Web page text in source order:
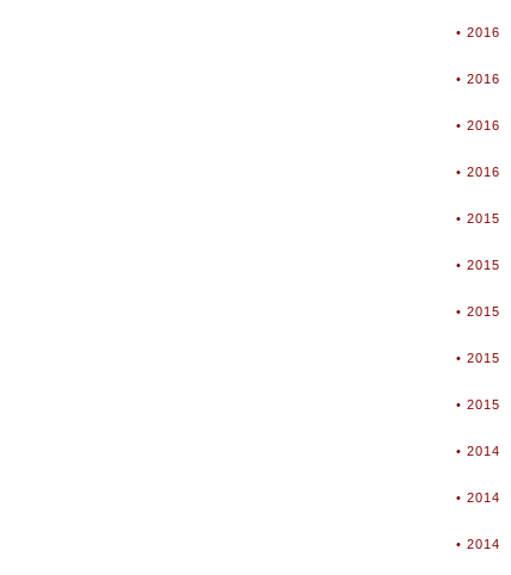
• 2016
• 2016
• 2016
• 2016
• 2015
• 2015
• 2015
• 2015
• 2015
• 2014
• 2014
• 2014